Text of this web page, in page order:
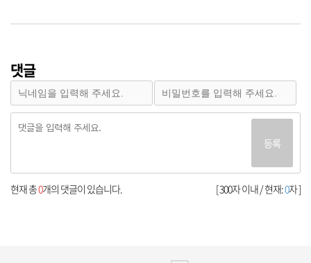
댓글
등록
[ 300자 이내 / 현재:0자 ]
현재 총0개의 댓글이 있습니다.